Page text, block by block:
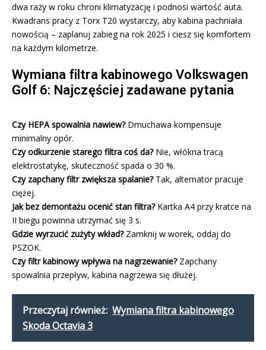
dwa razy w roku chroni klimatyzację i podnosi wartość auta.
Kwadrans pracy z Torx T20 wystarczy, aby kabina pachniała
nowością – zaplanuj zabieg na rok 2025 i ciesz się komfortem
na każdym kilometrze.
Wymiana filtra kabinowego Volkswagen
Golf 6: Najczęściej zadawane pytania
Czy HEPA spowalnia nawiew?Dmuchawa kompensuje
minimalny opór.
Czy odkurzenie starego filtra coś da?Nie, włókna tracą
elektrostatykę, skuteczność spada o 30 %.
Czy zapchany filtr zwiększa spalanie?Tak, alternator pracuje
ciężej.
Jak bez demontażu ocenić stan filtrа?Kartka A4 przy kratce na
II biegu powinna utrzymać się 3 s.
Gdzie wyrzucić zużytу wkład?Zamknij w worek, oddaj do
PSZOK.
Czy filtr kabinowy wpływa na nagrzewanie?Zapchany
spowalnia przepływ, kabina nagrzewa się dłużej.
Przeczytaj również: Wymiana filtra kabinowego
Skoda Octavia 3